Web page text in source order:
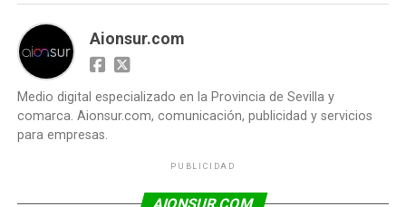
Aionsur.com
Medio digital especializado en la Provincia de Sevilla y
comarca. Aionsur.com, comunicación, publicidad y servicios
para empresas.
PUBLICIDAD